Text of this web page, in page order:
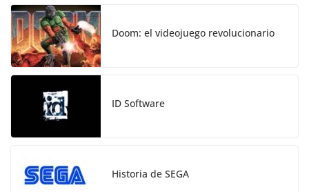
Doom: el videojuego revolucionario
ID Software
Historia de SEGA